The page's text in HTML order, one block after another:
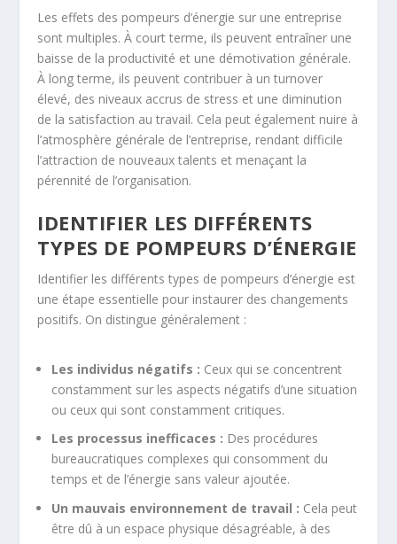
Les effets des pompeurs d’énergie sur une entreprise
sont multiples. À court terme, ils peuvent entraîner une
baisse de la productivité et une démotivation générale.
À long terme, ils peuvent contribuer à un turnover
élevé, des niveaux accrus de stress et une diminution
de la satisfaction au travail. Cela peut également nuire à
l’atmosphère générale de l’entreprise, rendant difficile
l’attraction de nouveaux talents et menaçant la
pérennité de l’organisation.
IDENTIFIER LES DIFFÉRENTS
TYPES DE POMPEURS D’ÉNERGIE
Identifier les différents types de pompeurs d’énergie est
une étape essentielle pour instaurer des changements
positifs. On distingue généralement :
Les individus négatifs : Ceux qui se concentrent
constamment sur les aspects négatifs d’une situation
ou ceux qui sont constamment critiques.
Les processus inefficaces : Des procédures
bureaucratiques complexes qui consomment du
temps et de l’énergie sans valeur ajoutée.
Un mauvais environnement de travail : Cela peut
être dû à un espace physique désagréable, à des